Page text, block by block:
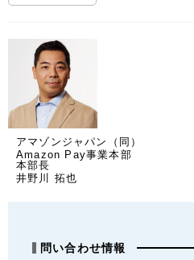
アマゾンジャパン（同）
Amazon Pay事業本部
本部長
井野川 拓也
問い合わせ情報